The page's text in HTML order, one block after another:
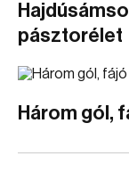
pásztorélet
Három gól,